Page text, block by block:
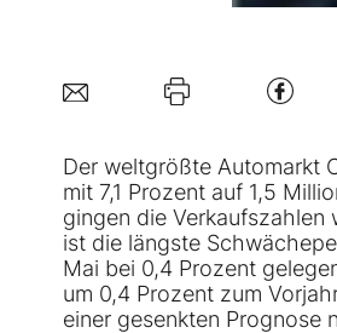
Der weltgrößte Automarkt
mit 7,1 Prozent auf 1,5
gingen die
ist die längste
Mai bei 0,4 Prozent
um 0,4 Prozent zum
einer gesenkten Prognose